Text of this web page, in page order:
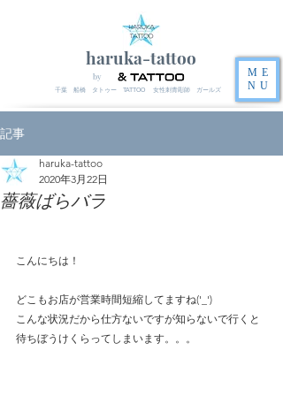
haruka-tattoo
千葉 船橋 タトゥー TATTOO 女性刺青彫師 ガールズ
ME
NU
by
記事
薔薇ばらバラ
haruka-tattoo
2020年3月22日
こんにちは！
どこもお店が営業時間短縮してますね('_')
こんな状況だから仕方ないですが知らないで行くと
待ちぼうけくらってしまいます。。。